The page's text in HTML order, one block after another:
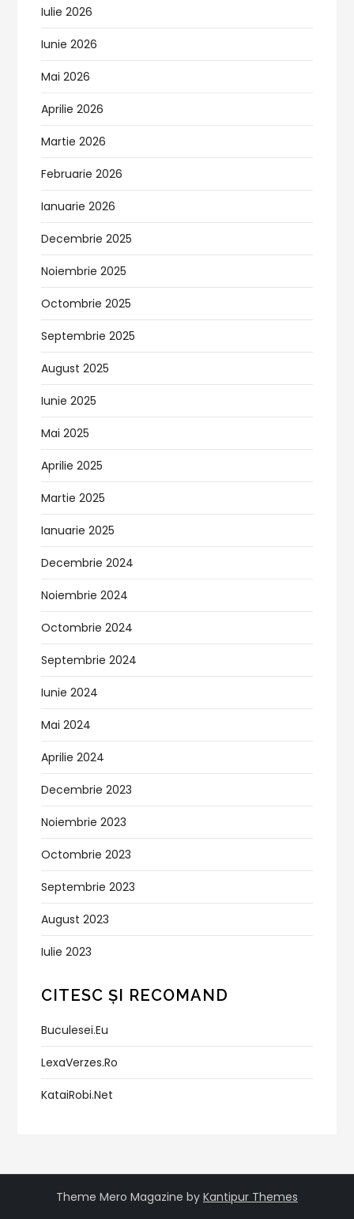
Iulie 2026
Iunie 2026
Mai 2026
Aprilie 2026
Martie 2026
Februarie 2026
Ianuarie 2026
Decembrie 2025
Noiembrie 2025
Octombrie 2025
Septembrie 2025
August 2025
Iunie 2025
Mai 2025
Aprilie 2025
Martie 2025
Ianuarie 2025
Decembrie 2024
Noiembrie 2024
Octombrie 2024
Septembrie 2024
Iunie 2024
Mai 2024
Aprilie 2024
Decembrie 2023
Noiembrie 2023
Octombrie 2023
Septembrie 2023
August 2023
Iulie 2023
CITESC ȘI RECOMAND
Buculesei.eu
LexaVerzes.ro
KataiRobi.net
Theme Mero Magazine by Kantipur Themes